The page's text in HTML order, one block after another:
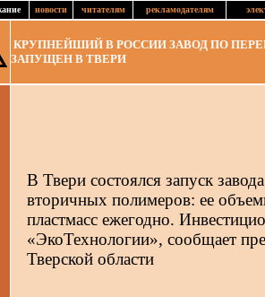
новости читателям рекламодателям
КРУПНЕЙШИЙ В РОССИИ ЗАВОД ПО
ЗАПУЩЕН В ТВЕРИ
В Твери состоялся запуск
вторичных полимеров: ее
пластмасс ежегодно.
«ЭкоТехнологии», сообщает
Тверской области